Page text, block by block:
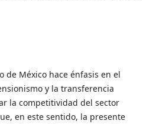
de México hace énfasis en el
y la transferencia
la competitividad del sector
en este sentido, la presente